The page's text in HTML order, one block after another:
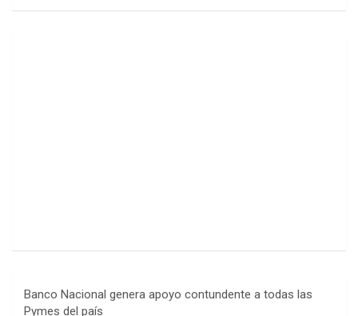
Banco Nacional genera apoyo contundente a todas las
Pymes del país